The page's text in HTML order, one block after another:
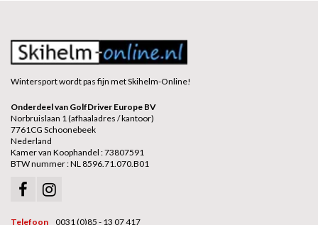
Wintersport wordt pas fijn met Skihelm-Online!
Onderdeel van GolfDriver Europe BV
Norbruislaan 1 (afhaaladres / kantoor)
7761CG Schoonebeek
Nederland
Kamer van Koophandel : 73807591
BTW nummer : NL 8596.71.070.B01
Telefoon 0031 (0)85 - 13 07 417